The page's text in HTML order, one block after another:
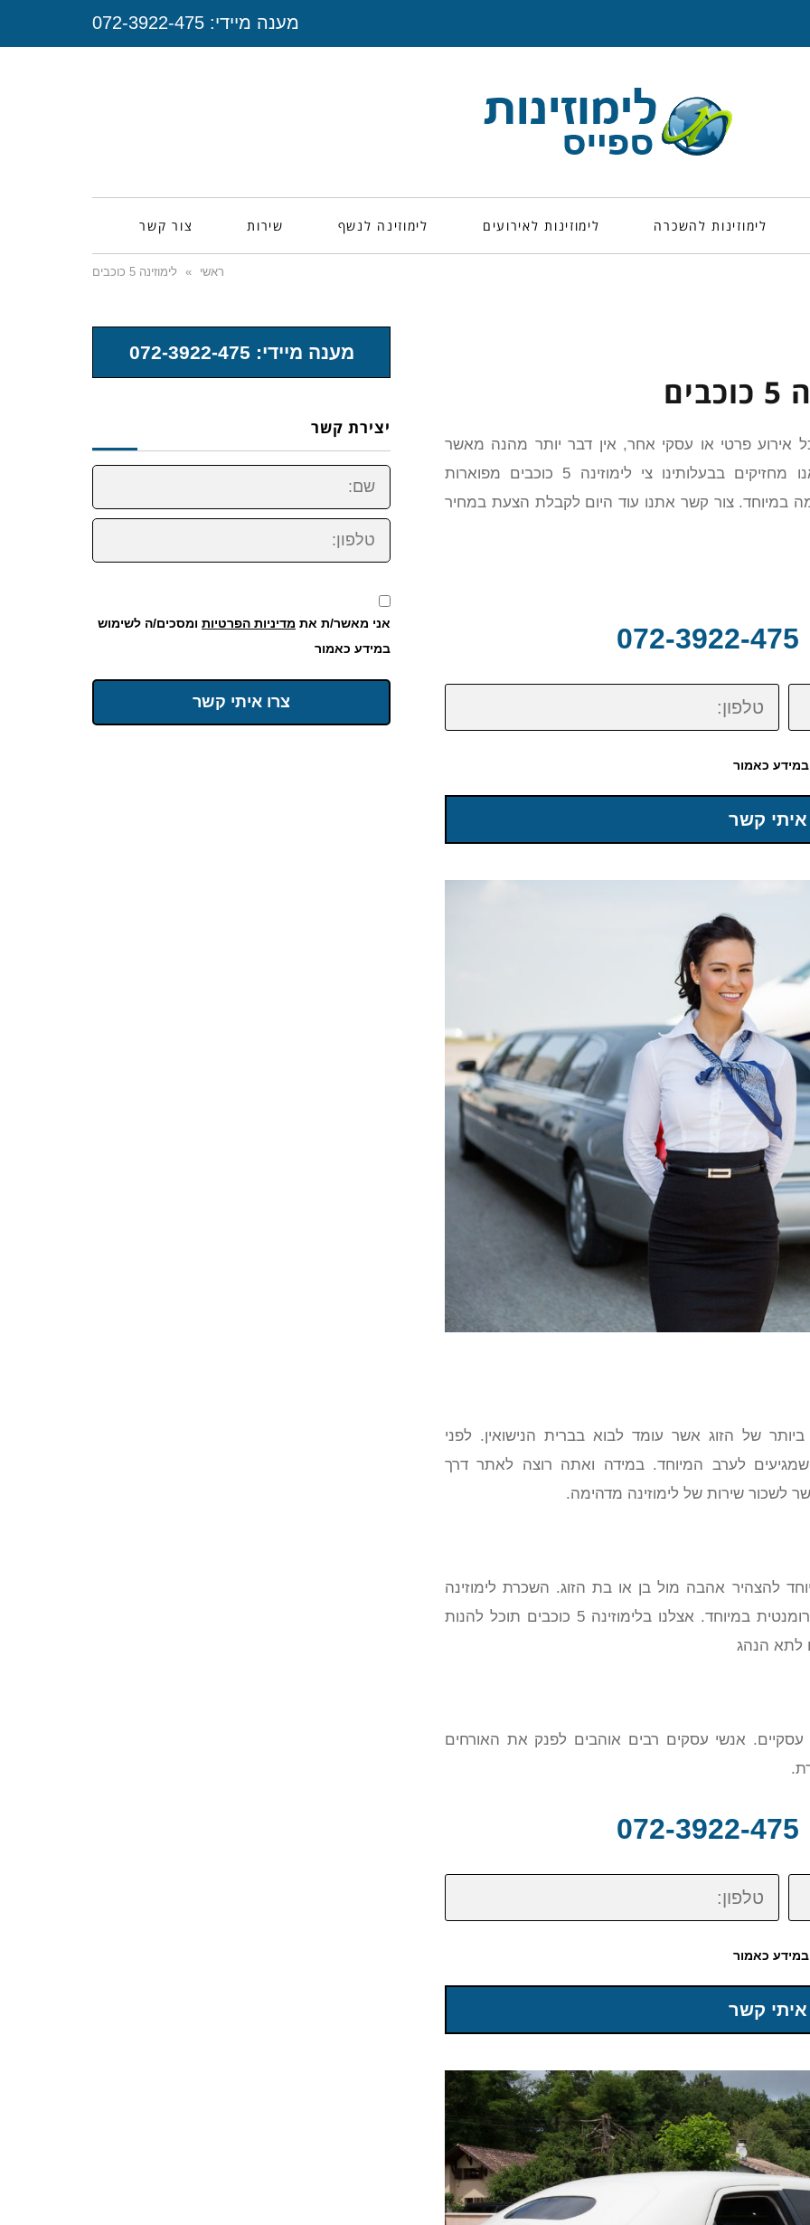
מענה מיידי: 072-3922-475
לימוזינות להשכרה לימוזינות לאירועים לימוזינה לנשף שירות צור קשר
ראשי » לימוזינה 5 כוכבים
אירוע פרטי או עסקי אחר, אין דבר יותר מהנה מאשר
לשכור לימוזינה ולהגיע כמו כוכב מהסרטים. אנו מחזיקים בבעלותינו צי לימוזינה 5 כוכבים מפוארות
במיוחד. צור קשר אתנו עוד היום לקבלת הצעת במחיר
טלפון:
כאמור
איתי קשר
של הזוג אשר עומד לבוא בברית הנישואין. לפני
לערב המיוחד. במידה ואתה רוצה לאתר דרך
לשכור שירות של לימוזינה מדהימה.
להצהיר אהבה מול בן או בת הזוג. השכרת לימוזינה
מקנה את האפשרות לחגוג עם האהובים בצורה רומנטית במיוחד. אצלנו בלימוזינה 5 כוכבים תוכל להנות
לתא הנהג
עסקיים. אנשי עסקים רבים אוהבים לפנק את האורחים
טלפון:
כאמור
איתי קשר
מענה מיידי: 072-3922-475
יצירת קשר
שם:
טלפון:
אני מאשר/ת את מדיניות הפרטיות ומסכים/ה לשימוש
במידע כאמור
צרו איתי קשר